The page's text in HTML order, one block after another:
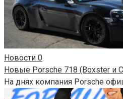
Новости 0
Новые Porsche 718 (Boxster и
На днях компания Porsche